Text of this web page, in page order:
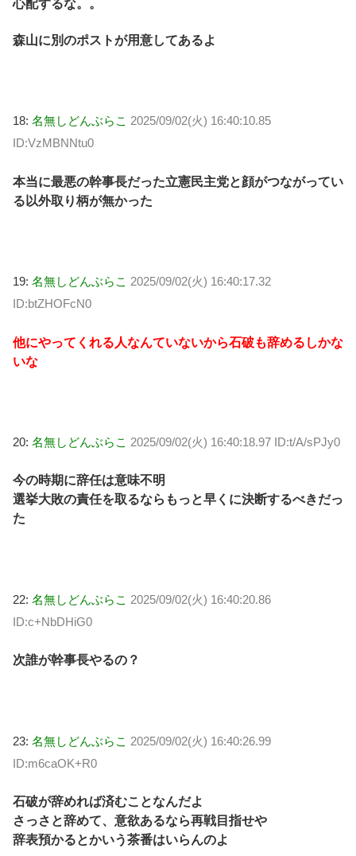
心配するな。。
森山に別のポストが用意してあるよ
18: 名無しどんぶらこ 2025/09/02(火) 16:40:10.85
ID:VzMBNNtu0
本当に最悪の幹事長だった立憲民主党と顔がつながってい
る以外取り柄が無かった
19: 名無しどんぶらこ 2025/09/02(火) 16:40:17.32
ID:btZHOFcN0
他にやってくれる人なんていないから石破も辞めるしかな
いな
20: 名無しどんぶらこ 2025/09/02(火) 16:40:18.97 ID:t/A/sPJy0
今の時期に辞任は意味不明
選挙大敗の責任を取るならもっと早くに決断するべきだっ
た
22: 名無しどんぶらこ 2025/09/02(火) 16:40:20.86
ID:c+NbDHiG0
次誰が幹事長やるの？
23: 名無しどんぶらこ 2025/09/02(火) 16:40:26.99
ID:m6caOK+R0
石破が辞めれば済むことなんだよ
さっさと辞めて、意欲あるなら再戦目指せや
辞表預かるとかいう茶番はいらんのよ